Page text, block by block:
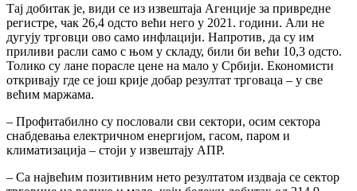
Тај добитак је, види се из извештаја Агенције за привредне
регистре, чак 26,4 одсто већи него у 2021. години. Али не
дугују трговци ово само инфлацији. Напротив, да су им
приливи расли само с њом у складу, били би већи 10,3 одсто.
Толико су лане порасле цене на мало у Србији. Економисти
откривају где се још крије добар резултат трговаца – у све
већим маржама.
– Профитабилно су пословали сви сектори, осим сектора
снабдевања електричном енергијом, гасом, паром и
климатизација – стоји у извештају АПР.
– Са највећим позитивним нето резултатом издваја се сектор